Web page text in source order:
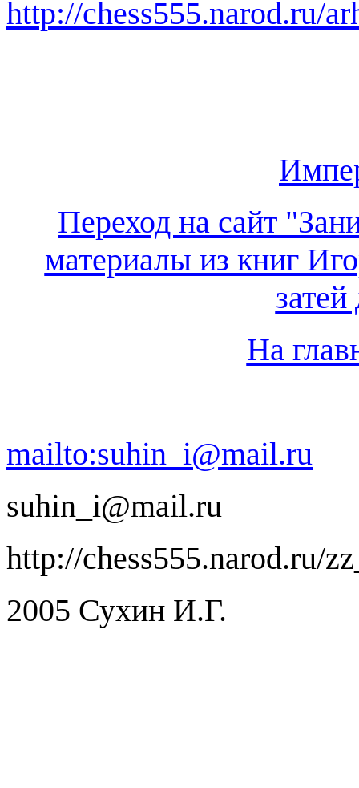
http://chess555.narod.ru/
Переход на сайт
материалы из книг
На
mailto:suhin_i@mail.ru
suhin_i@mail.ru
http://chess555.narod.ru/
2005 Сухин И.Г.